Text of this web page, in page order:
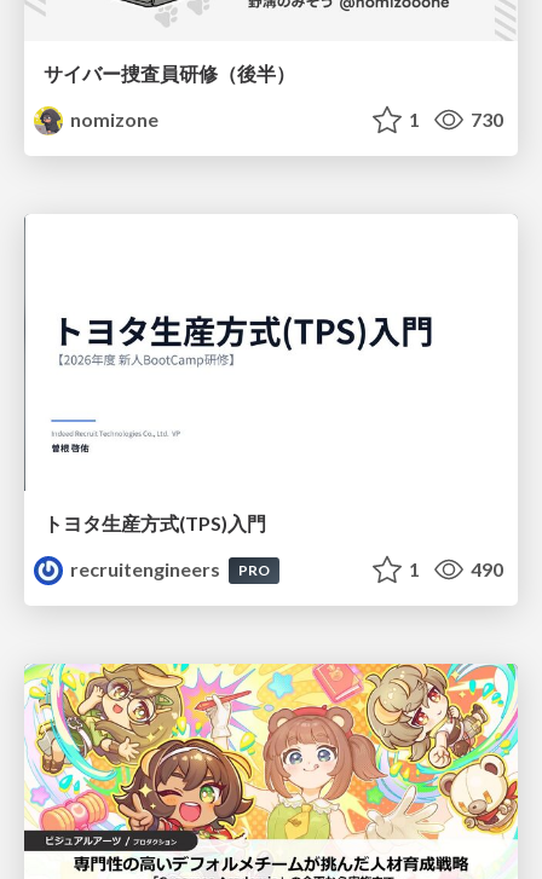
サイバー捜査員研修（後半）
nomizone
1 730
トヨタ⽣産⽅式(TPS)⼊⾨
recruitengineers
PRO 1 490